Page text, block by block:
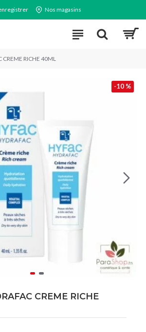
Nos magasins
CREME RICHE 40ML
-10 %
CREME RICHE